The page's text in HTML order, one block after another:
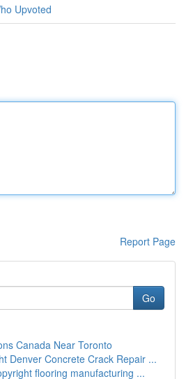
Upvoted
Report Page
Go
Canada Near Toronto
Denver Concrete Crack Repair ...
flooring manufacturing ...